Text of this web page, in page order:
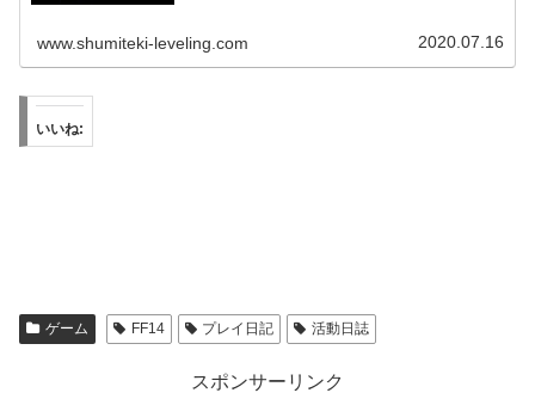
www.shumiteki-leveling.com 2020.07.16
いいね:
ゲーム FF14 プレイ日記 活動日誌
スポンサーリンク